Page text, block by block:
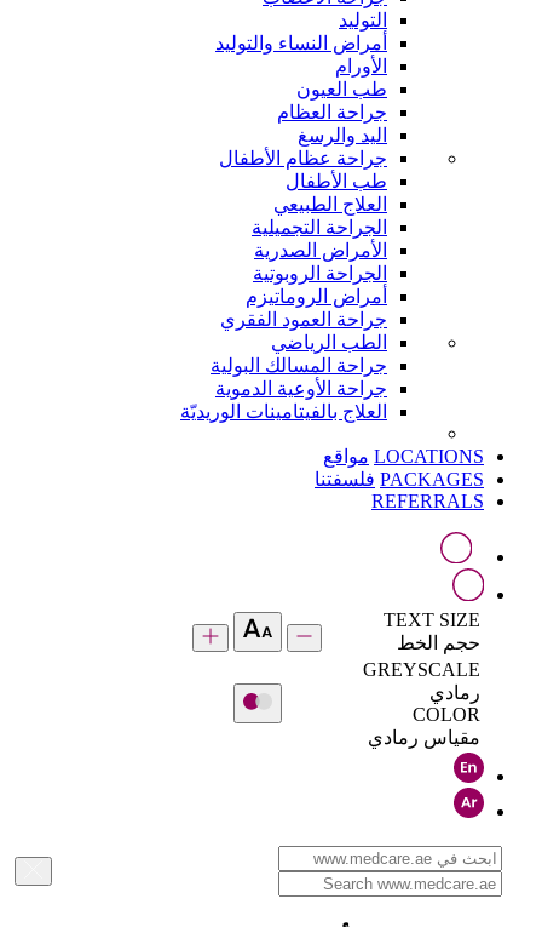
التوليد
أمراض النساء والتوليد
الأورام
طب العيون
جراحة العظام
اليد والرسغ
جراحة عظام الأطفال
طب الأطفال
العلاج الطبيعي
الجراحة التجميلية
الأمراض الصدرية
الجراحة الروبوتية
أمراض الروماتيزم
جراحة العمود الفقري
الطب الرياضي
جراحة المسالك البولية
جراحة الأوعية الدموية
العلاج بالفيتامينات الوريديّة
LOCATIONS مواقع
PACKAGES فلسفتنا
REFERRALS
TEXT SIZE
حجم الخط
GREYSCALE
رمادي
COLOR
مقياس رمادي